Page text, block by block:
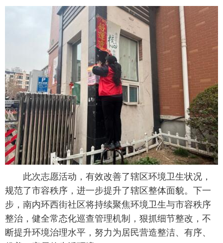
此次志愿活动，有效改善了辖区环境卫生状况，
规范了市容秩序，进一步提升了辖区整体面貌。下一
步，南内环西街社区将持续聚焦环境卫生与市容秩序
整治，健全常态化巡查管理机制，狠抓细节整改，不
断提升环境治理水平，努力为居民营造整洁、有序、